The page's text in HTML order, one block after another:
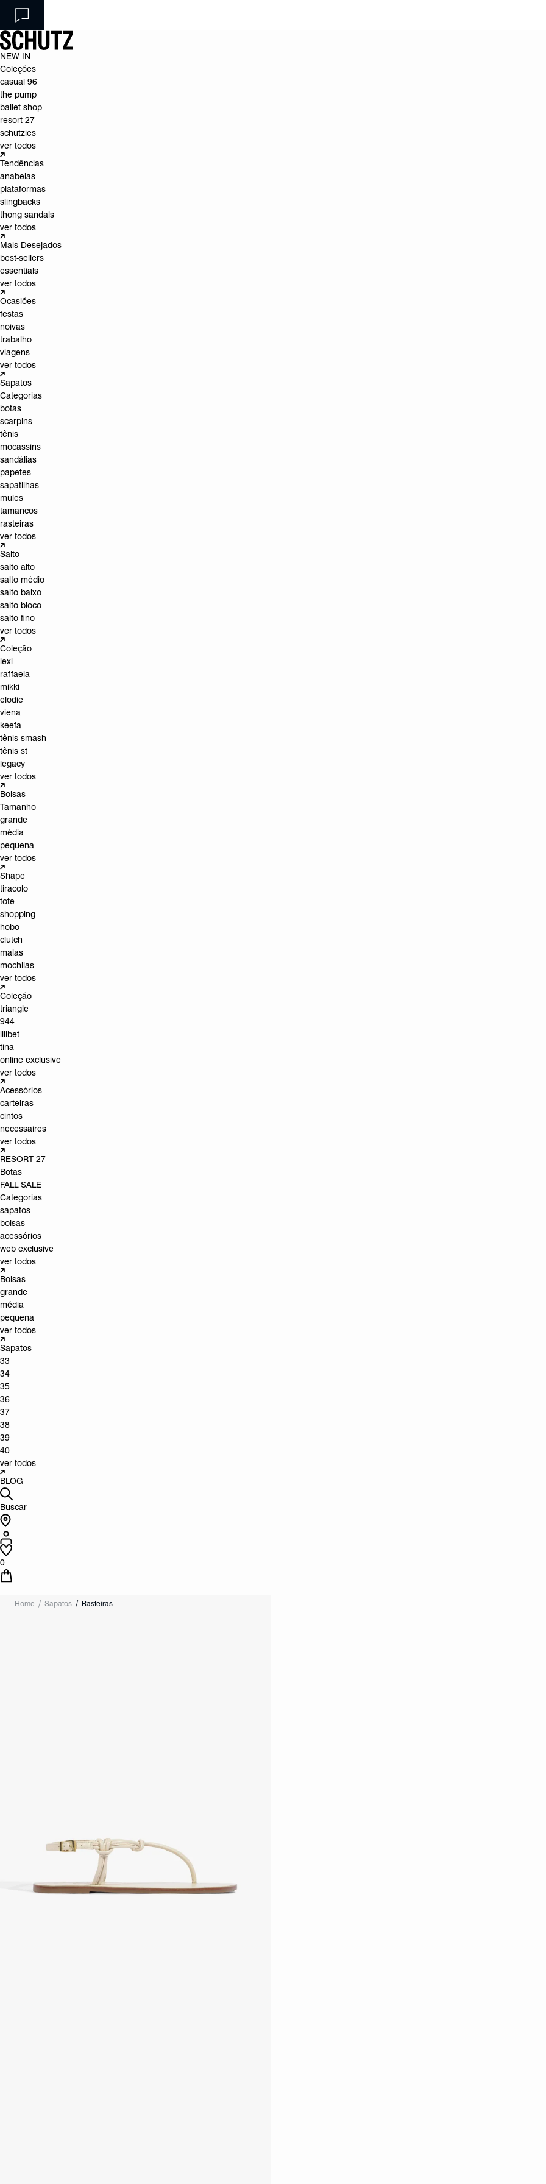
NEW IN
Coleções
casual 96
the pump
ballet shop
resort 27
schutzies
ver todos
Tendências
anabelas
plataformas
slingbacks
thong sandals
ver todos
Mais Desejados
best-sellers
essentials
ver todos
Ocasiões
festas
noivas
trabalho
viagens
ver todos
Sapatos
Categorias
botas
scarpins
tênis
mocassins
sandálias
papetes
sapatilhas
mules
tamancos
rasteiras
ver todos
Salto
salto alto
salto médio
salto baixo
salto bloco
salto fino
ver todos
Coleção
lexi
raffaela
mikki
elodie
viena
keefa
tênis smash
tênis st
legacy
ver todos
Bolsas
Tamanho
grande
média
pequena
ver todos
Shape
tiracolo
tote
shopping
hobo
clutch
malas
mochilas
ver todos
Coleção
triangle
944
lilibet
tina
online exclusive
ver todos
Acessórios
carteiras
cintos
necessaires
ver todos
RESORT 27
Botas
FALL SALE
Categorias
sapatos
bolsas
acessórios
web exclusive
ver todos
Bolsas
grande
média
pequena
ver todos
Sapatos
33
34
35
36
37
38
39
40
ver todos
BLOG
Buscar
0
Home Sapatos Rasteiras